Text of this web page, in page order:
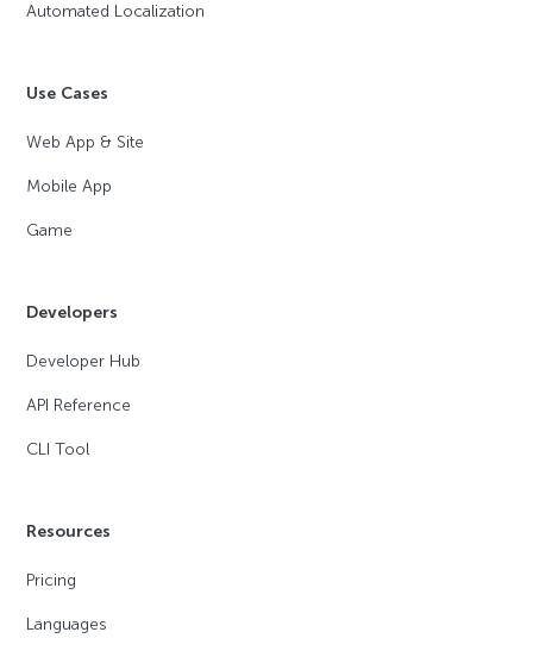
Automated Localization
Use Cases
Web App & Site
Mobile App
Game
Developers
Developer Hub
API Reference
CLI Tool
Resources
Pricing
Languages